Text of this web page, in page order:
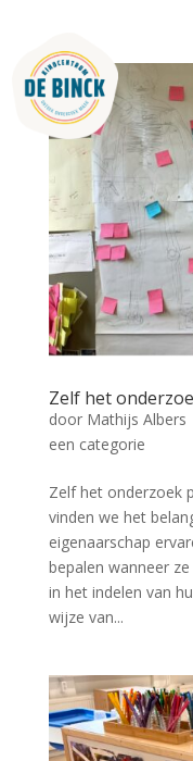
Zelf het
door Mathijs Albers
een categorie
Zelf het onderzoek
vinden we het
eigenaarschap
bepalen wanneer
in het indelen van
wijze van...